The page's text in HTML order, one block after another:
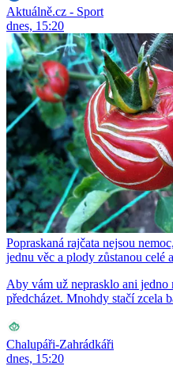
Aktuálně.cz - Sport
dnes, 15:20
Popraskaná rajčata nejsou
jednu věc a plody zůstanou celé
Aby vám už neprasklo ani jedno
předcházet. Mnohdy stačí zcela
Chalupáři-Zahrádkáři
dnes, 15:20